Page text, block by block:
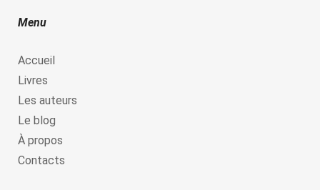
Menu
Accueil
Livres
Les auteurs
Le blog
À propos
Contacts